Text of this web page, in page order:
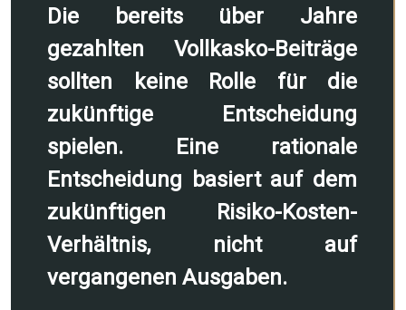
Die bereits über Jahre
gezahlten Vollkasko-Beiträge
sollten keine Rolle für die
zukünftige Entscheidung
spielen. Eine rationale
Entscheidung basiert auf dem
zukünftigen Risiko-Kosten-
Verhältnis, nicht auf
vergangenen Ausgaben.